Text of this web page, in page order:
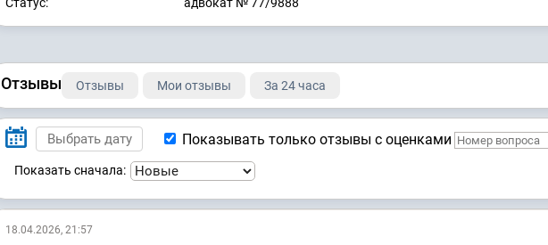
Отзывы Отзывы Мои отзывы За 24 часа
Показывать только отзывы с оценками
Показать сначала:
18.04.2026, 21:57